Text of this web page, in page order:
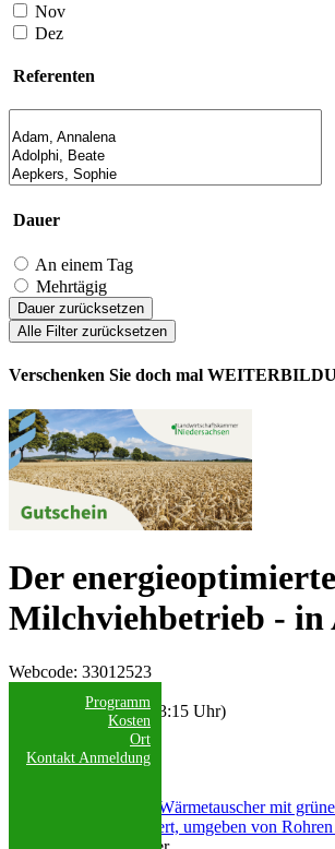
Nov
Dez
Referenten
Dauer
An einem Tag
Mehrtägig
Dauer zurücksetzen
Alle Filter zurücksetzen
Verschenken Sie doch mal
Der energieoptimierte
Milchviehbetrieb - in
Webcode: 33012523
Programm
Kosten
Ort
Kontakt Anmeldung
04.11.2026 (09:30 - 13:15 Uhr)
Anmeldeschluss:
02.11.2026